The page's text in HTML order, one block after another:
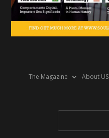
The Magazine About US